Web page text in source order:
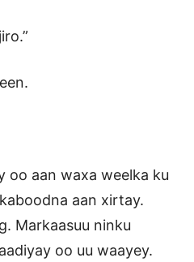
oo aan waxa weelka ku
aan xirtay.
Markaasuu ninku
oo uu waayey.